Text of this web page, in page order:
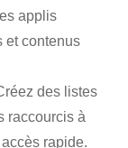
applis
et contenus
des listes
raccourcis à
rapide.